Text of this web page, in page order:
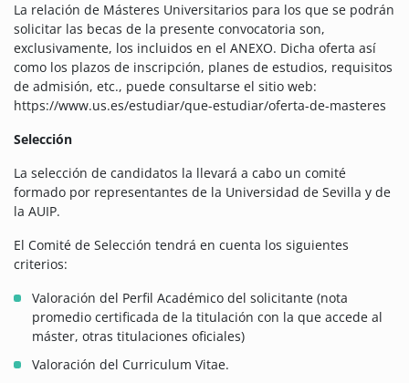
La relación de Másteres Universitarios para los que se podrán
solicitar las becas de la presente convocatoria son,
exclusivamente, los incluidos en el ANEXO. Dicha oferta así
como los plazos de inscripción, planes de estudios, requisitos
de admisión, etc., puede consultarse el sitio web:
https://www.us.es/estudiar/que-estudiar/oferta-de-masteres
Selección
La selección de candidatos la llevará a cabo un comité
formado por representantes de la Universidad de Sevilla y de
la AUIP.
El Comité de Selección tendrá en cuenta los siguientes
criterios:
Valoración del Perfil Académico del solicitante (nota
promedio certificada de la titulación con la que accede al
máster, otras titulaciones oficiales)
Valoración del Curriculum Vitae.